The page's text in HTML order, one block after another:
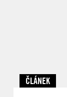
ČLÁNEK